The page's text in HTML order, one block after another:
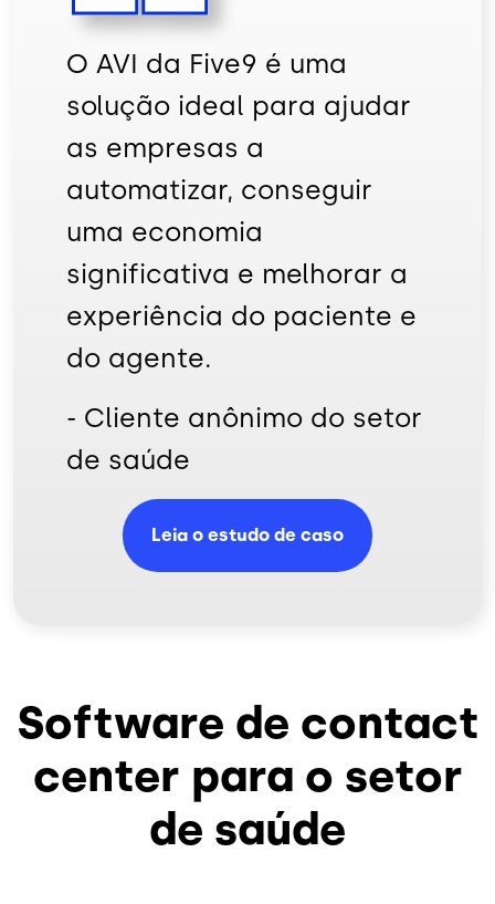
O AVI da Five9 é uma
solução ideal para ajudar
as empresas a
automatizar, conseguir
uma economia
significativa e melhorar a
experiência do paciente e
do agente.
- Cliente anônimo do setor
de saúde
Leia o estudo de caso
Software de contact
center para o setor
de saúde